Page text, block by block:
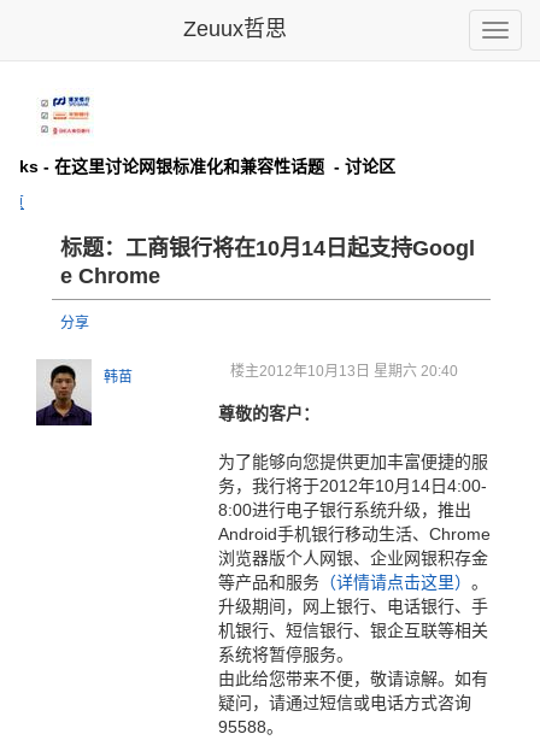
Toggle
Zeuux哲思
- 在这里讨论网银标准化和兼容性话题 - 讨论区
页
标题：工商银行将在10月14日起支持Googl
e Chrome
分享
韩苗 楼主2012年10月13日 星期六 20:40
尊敬的客户：
为了能够向您提供更加丰富便捷的服
务，我行将于2012年10月14日4:00-
8:00进行电子银行系统升级，推出
Android手机银行移动生活、Chrome
浏览器版个人网银、企业网银积存金
等产品和服务 （详情请点击这里） 。
升级期间，网上银行、电话银行、手
机银行、短信银行、银企互联等相关
系统将暂停服务。
由此给您带来不便，敬请谅解。如有
疑问，请通过短信或电话方式咨询
95588。